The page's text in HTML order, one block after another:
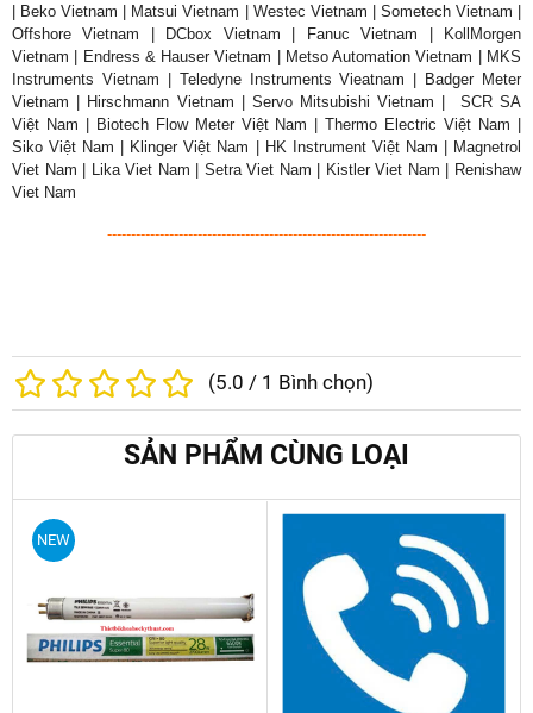
| Beko Vietnam | Matsui Vietnam | Westec Vietnam | Sometech Vietnam |
Offshore Vietnam | DCbox Vietnam | Fanuc Vietnam | KollMorgen
Vietnam | Endress & Hauser Vietnam | Metso Automation Vietnam | MKS
Instruments Vietnam | Teledyne Instruments Vieatnam | Badger Meter
Vietnam | Hirschmann Vietnam | Servo Mitsubishi Vietnam | SCR SA
Việt Nam | Biotech Flow Meter Việt Nam | Thermo Electric Việt Nam |
Siko Việt Nam | Klinger Việt Nam | HK Instrument Việt Nam | Magnetrol
Viet Nam | Lika Viet Nam | Setra Viet Nam | Kistler Viet Nam | Renishaw
Viet Nam
-------------------------------------------------------------------
(5.0 / 1 Bình chọn)
SẢN PHẨM CÙNG LOẠI
NEW